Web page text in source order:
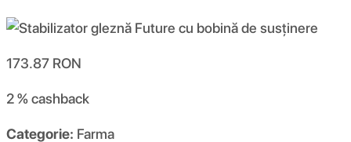
173.87 RON
2 %cashback
Categorie: Farma